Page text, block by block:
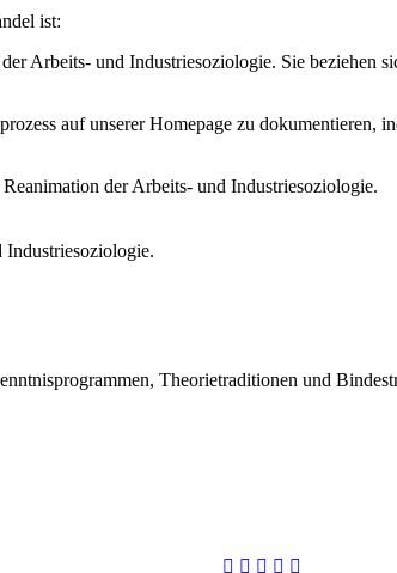
ist:
Arbeits- und Industriesoziologie. Sie beziehen
auf unserer Homepage zu dokumentieren,
der Arbeits- und Industriesoziologie.
Theorietraditionen und